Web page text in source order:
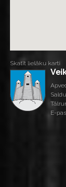
Skatīt lielāku karti
E-